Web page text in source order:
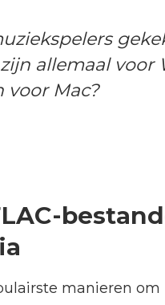
allemaal
voor Mac?
manieren om